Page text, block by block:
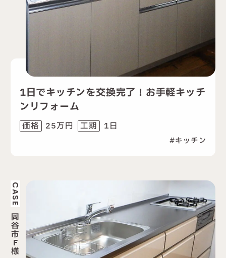
1日でキッチンを交換完了！お手軽キッチ
ンリフォーム
価格 25万円 工期 1日
キッチン
CASE
岡
谷
市
F
様